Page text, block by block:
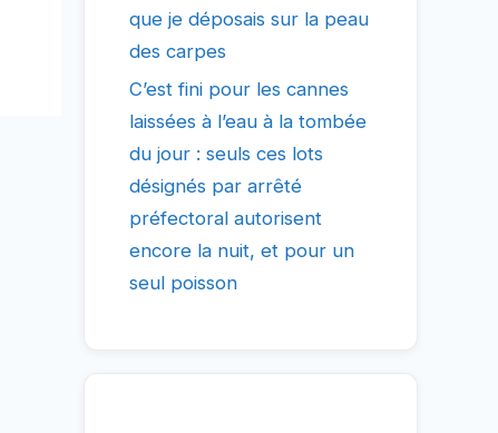
que je déposais sur la peau
des carpes
C’est fini pour les cannes
laissées à l’eau à la tombée
du jour : seuls ces lots
désignés par arrêté
préfectoral autorisent
encore la nuit, et pour un
seul poisson